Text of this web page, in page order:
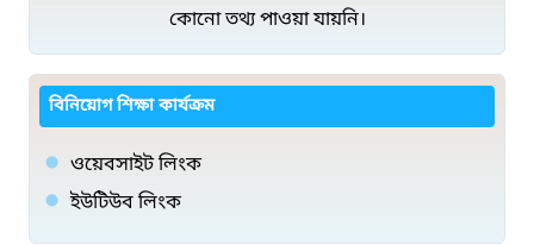
কোনো তথ্য পাওয়া যায়নি।
বিনিয়োগ শিক্ষা কার্যক্রম
ওয়েবসাইট লিংক
ইউটিউব লিংক